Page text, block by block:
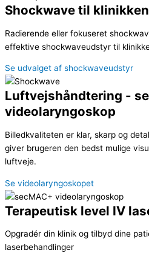
Shockwave til klinikken
Radierende eller fokuseret
effektive shockwaveudstyr til
Se udvalget af shockwaveudstyr
Luftvejshåndtering -
videolaryngoskop
Billedkvaliteten er klar, skarp og
giver brugeren den bedst mulige
luftveje.
Se videolaryngoskopet
Terapeutisk level IV
Opgradér din klinik og tilbyd dine
laserbehandlinger